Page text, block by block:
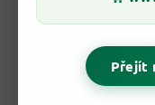
Přejít